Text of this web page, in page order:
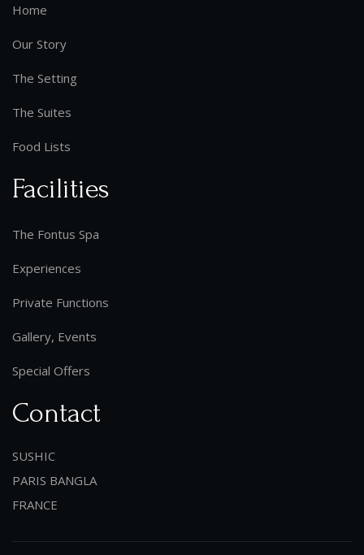
Home
Our Story
The Setting
The Suites
Food Lists
Facilities
The Fontus Spa
Experiences
Private Functions
Gallery, Events
Special Offers
Contact
SUSHIC
PARIS BANGLA
FRANCE